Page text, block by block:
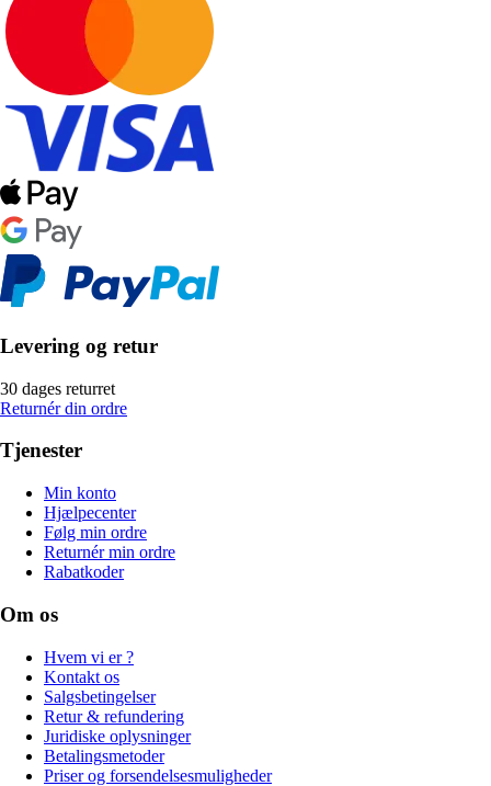
Levering og retur
30 dages returret
Returnér din ordre
Tjenester
Min konto
Hjælpecenter
Følg min ordre
Returnér min ordre
Rabatkoder
Om os
Hvem vi er ?
Kontakt os
Salgsbetingelser
Retur & refundering
Juridiske oplysninger
Betalingsmetoder
Priser og forsendelsesmuligheder